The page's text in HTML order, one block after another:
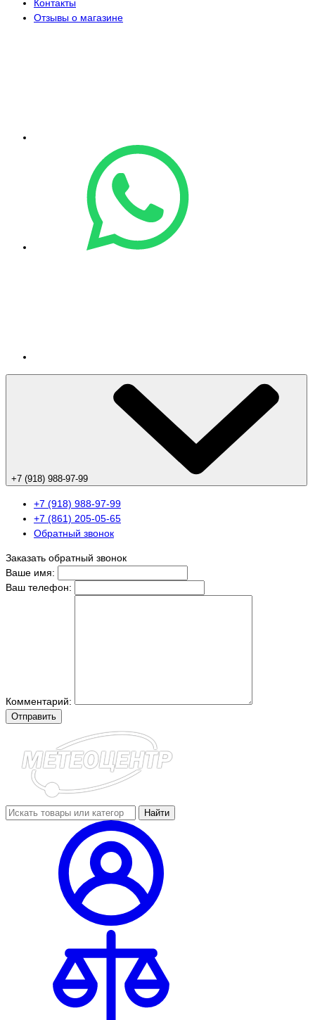
Контакты
Отзывы о магазине
+7 (918) 988-97-99
+7 (918) 988-97-99
+7 (861) 205-05-65
Обратный звонок
Заказать обратный звонок
Ваше имя:
Ваш телефон:
Комментарий:
Отправить
Найти